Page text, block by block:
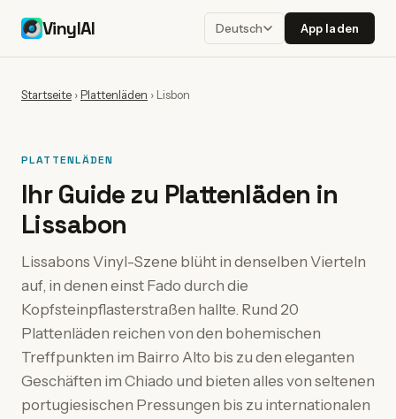
VinylAI Deutsch App laden
Startseite ›Plattenläden › Lisbon
PLATTENLÄDEN
Ihr Guide zu Plattenläden in
Lissabon
Lissabons Vinyl-Szene blüht in denselben Vierteln
auf, in denen einst Fado durch die
Kopfsteinpflasterstraßen hallte. Rund 20
Plattenläden reichen von den bohemischen
Treffpunkten im Bairro Alto bis zu den eleganten
Geschäften im Chiado und bieten alles von seltenen
portugiesischen Pressungen bis zu internationalen